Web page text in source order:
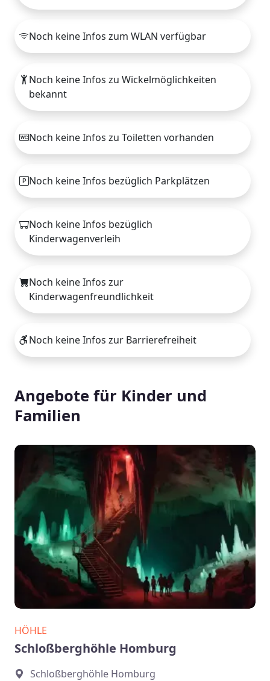
Noch keine Infos zum WLAN verfügbar
Noch keine Infos zu Wickelmöglichkeiten
bekannt
Noch keine Infos zu Toiletten vorhanden
Noch keine Infos bezüglich Parkplätzen
Noch keine Infos bezüglich
Kinderwagenverleih
Noch keine Infos zur
Kinderwagenfreundlichkeit
Noch keine Infos zur Barrierefreiheit
Angebote für Kinder und
Familien
HÖHLE
Schloßberghöhle Homburg
Schloßberghöhle Homburg